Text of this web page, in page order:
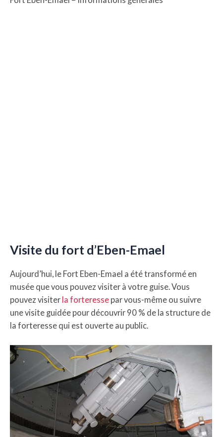
Visite du fort d’Eben-Emael
Aujourd’hui, le Fort Eben-Emael a été transformé en
musée que vous pouvez visiter à votre guise. Vous
pouvez visiter la forteresse par vous-même ou suivre
une visite guidée pour découvrir 90 % de la structure de
la forteresse qui est ouverte au public.